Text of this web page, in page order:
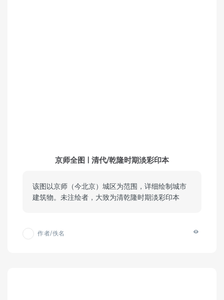
京师全图 | 清代/乾隆时期淡彩印本
该图以京师（今北京）城区为范围，详细绘制城市
建筑物。未注绘者，大致为清乾隆时期淡彩印本
作者/佚名